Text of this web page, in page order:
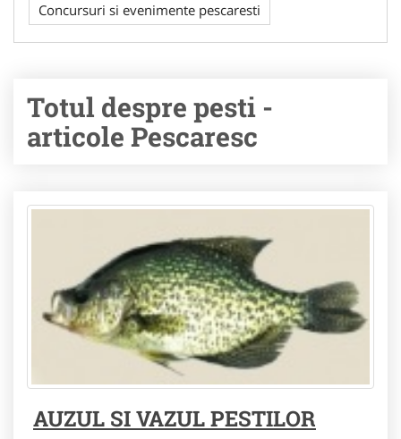
Concursuri si evenimente pescaresti
Totul despre pesti -
articole Pescaresc
AUZUL SI VAZUL PESTILOR